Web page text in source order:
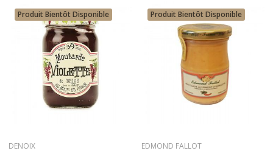
Produit Bientôt Disponible
DENOIX
Produit Bientôt Disponible
EDMOND FALLOT